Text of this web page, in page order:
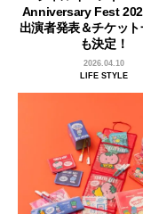
Anniversary Fest
出演者発表＆チケッ
も決定！
2026.04.10
LIFE STYLE